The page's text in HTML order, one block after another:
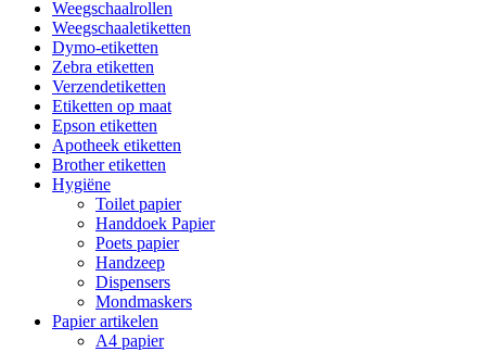
Weegschaalrollen
Weegschaaletiketten
Dymo-etiketten
Zebra etiketten
Verzendetiketten
Etiketten op maat
Epson etiketten
Apotheek etiketten
Brother etiketten
Hygiëne
Toilet papier
Handdoek Papier
Poets papier
Handzeep
Dispensers
Mondmaskers
Papier artikelen
A4 papier